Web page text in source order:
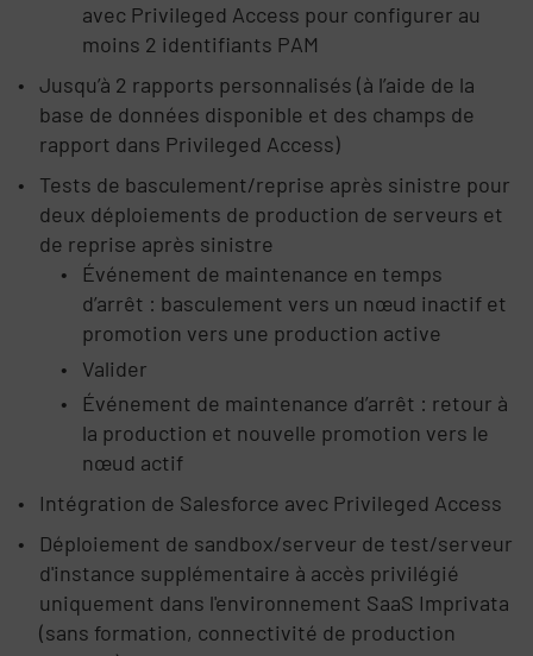
avec Privileged Access pour configurer au
moins 2 identifiants PAM
Jusqu’à 2 rapports personnalisés (à l’aide de la
base de données disponible et des champs de
rapport dans Privileged Access)
Tests de basculement/reprise après sinistre pour
deux déploiements de production de serveurs et
de reprise après sinistre
Événement de maintenance en temps
d’arrêt : basculement vers un nœud inactif et
promotion vers une production active
Valider
Événement de maintenance d’arrêt : retour à
la production et nouvelle promotion vers le
nœud actif
Intégration de Salesforce avec Privileged Access
Déploiement de sandbox/serveur de test/serveur
d'instance supplémentaire à accès privilégié
uniquement dans l'environnement SaaS Imprivata
(sans formation, connectivité de production